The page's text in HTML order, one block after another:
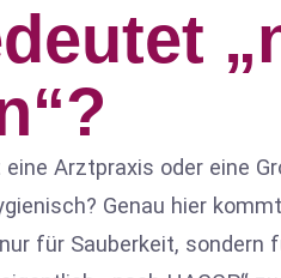
Arztpraxis oder eine
Genau hier
für Sauberkeit, sondern